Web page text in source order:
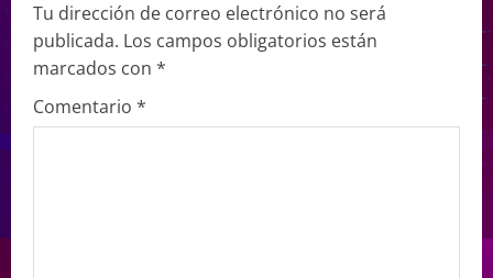
Tu dirección de correo electrónico no será
publicada. Los campos obligatorios están
marcados con *
Comentario *